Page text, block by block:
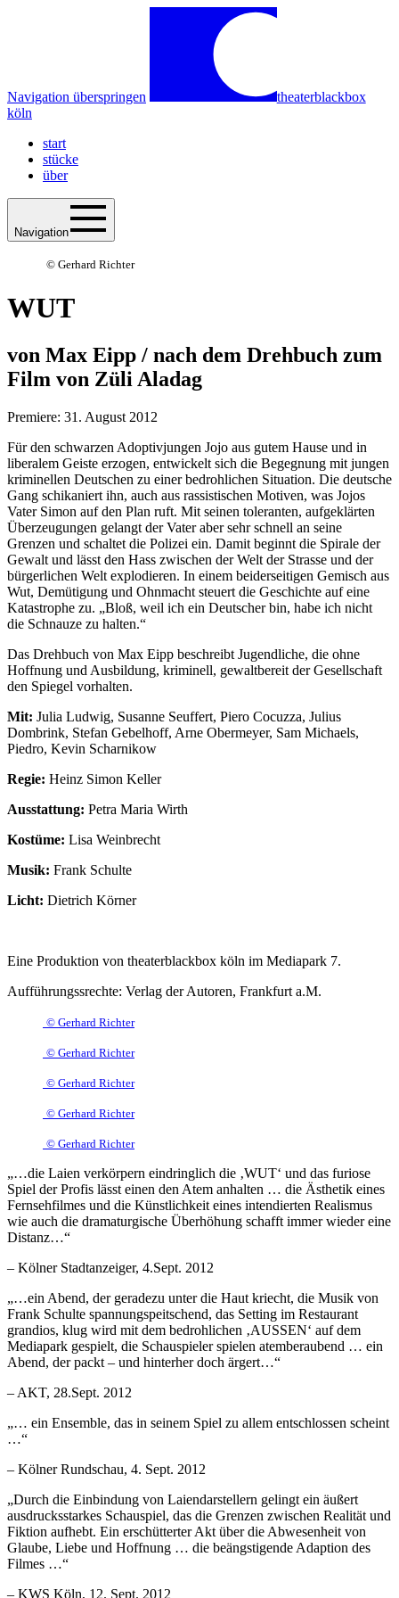
Navigation überspringen
theaterblackbox
köln
start
stücke
über
Navigation
© Gerhard Richter
WUT
von Max Eipp / nach dem Drehbuch zum
Film von Züli Aladag
Premiere: 31. August 2012
Für den schwarzen Adoptivjungen Jojo aus gutem Hause und in
liberalem Geiste erzogen, entwickelt sich die Begegnung mit jungen
kriminellen Deutschen zu einer bedrohlichen Situation. Die deutsche
Gang schikaniert ihn, auch aus rassistischen Motiven, was Jojos
Vater Simon auf den Plan ruft. Mit seinen toleranten, aufgeklärten
Überzeugungen gelangt der Vater aber sehr schnell an seine
Grenzen und schaltet die Polizei ein. Damit beginnt die Spirale der
Gewalt und lässt den Hass zwischen der Welt der Strasse und der
bürgerlichen Welt explodieren. In einem beiderseitigen Gemisch aus
Wut, Demütigung und Ohnmacht steuert die Geschichte auf eine
Katastrophe zu. „Bloß, weil ich ein Deutscher bin, habe ich nicht
die Schnauze zu halten.“
Das Drehbuch von Max Eipp beschreibt Jugendliche, die ohne
Hoffnung und Ausbildung, kriminell, gewaltbereit der Gesellschaft
den Spiegel vorhalten.
Mit: Julia Ludwig, Susanne Seuffert, Piero Cocuzza, Julius
Dombrink, Stefan Gebelhoff, Arne Obermeyer, Sam Michaels,
Piedro, Kevin Scharnikow
Regie: Heinz Simon Keller
Ausstattung: Petra Maria Wirth
Kostüme: Lisa Weinbrecht
Musik: Frank Schulte
Licht: Dietrich Körner
Eine Produktion von theaterblackbox köln im Mediapark 7.
Aufführungssrechte: Verlag der Autoren, Frankfurt a.M.
© Gerhard Richter
© Gerhard Richter
© Gerhard Richter
© Gerhard Richter
© Gerhard Richter
„…die Laien verkörpern eindringlich die ‚WUT‘ und das furiose
Spiel der Profis lässt einen den Atem anhalten … die Ästhetik eines
Fernsehfilmes und die Künstlichkeit eines intendierten Realismus
wie auch die dramaturgische Überhöhung schafft immer wieder eine
Distanz…“
– Kölner Stadtanzeiger, 4.Sept. 2012
„…ein Abend, der geradezu unter die Haut kriecht, die Musik von
Frank Schulte spannungspeitschend, das Setting im Restaurant
grandios, klug wird mit dem bedrohlichen ‚AUSSEN‘ auf dem
Mediapark gespielt, die Schauspieler spielen atemberaubend … ein
Abend, der packt – und hinterher doch ärgert…“
– AKT, 28.Sept. 2012
„… ein Ensemble, das in seinem Spiel zu allem entschlossen scheint
…“
– Kölner Rundschau, 4. Sept. 2012
„Durch die Einbindung von Laiendarstellern gelingt ein äußert
ausdrucksstarkes Schauspiel, das die Grenzen zwischen Realität und
Fiktion aufhebt. Ein erschütterter Akt über die Abwesenheit von
Glaube, Liebe und Hoffnung … die beängstigende Adaption des
Filmes …“
– KWS Köln, 12. Sept. 2012